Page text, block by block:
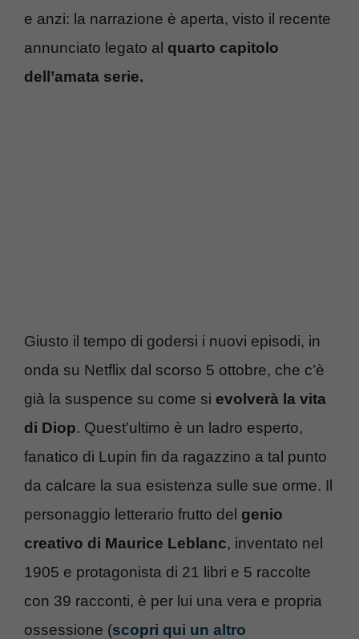
e anzi: la narrazione è aperta, visto il recente
annunciato legato al quarto capitolo
dell’amata serie.
Giusto il tempo di godersi i nuovi episodi, in
onda su Netflix dal scorso 5 ottobre, che c’è
già la suspence su come si evolverà la vita
di Diop. Quest’ultimo è un ladro esperto,
fanatico di Lupin fin da ragazzino a tal punto
da calcare la sua esistenza sulle sue orme. Il
personaggio letterario frutto del genio
creativo di Maurice Leblanc, inventato nel
1905 e protagonista di 21 libri e 5 raccolte
con 39 racconti, è per lui una vera e propria
ossessione (scopri qui un altro